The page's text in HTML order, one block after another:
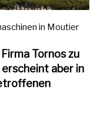
in Moutier
Tornos zu
aber in